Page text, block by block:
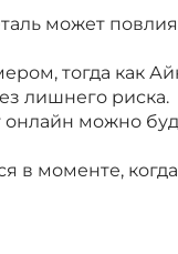
может
тогда как
лишнего риска.
онлайн можно
в моменте,